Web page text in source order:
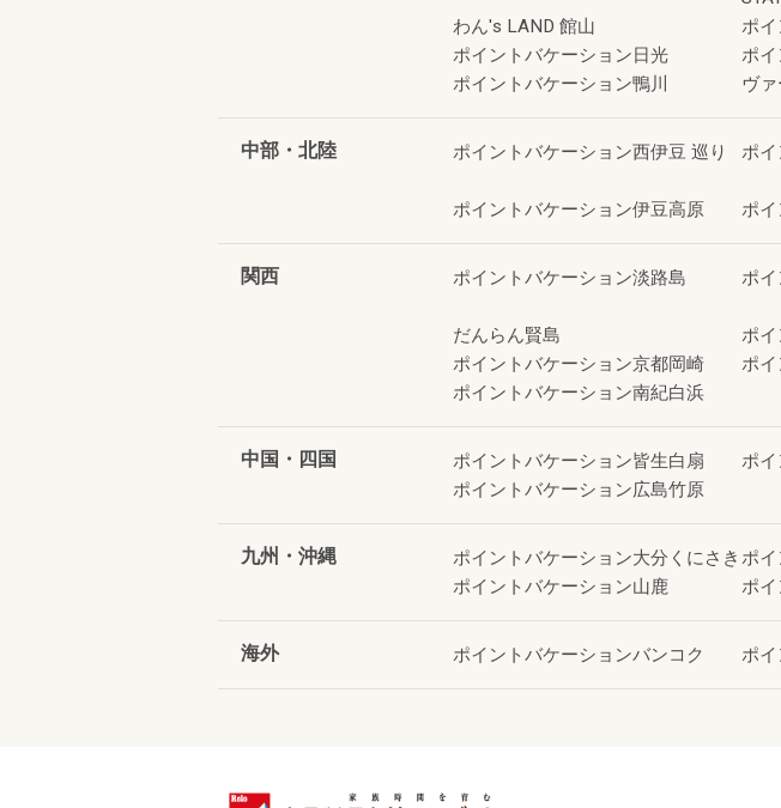
わん's LAND 館山 ポ
ポイントバケーション日光
ポ
ポイントバケーション鴨川
ヴ
中部・北陸 ポイントバケーション西伊豆 巡り ポ
ポイントバケーション伊豆高原
ポ
関西 ポイントバケーション淡路島 ポ
だんらん賢島
ポ
ポイントバケーション京都岡崎
ポ
ポイントバケーション南紀白浜
中国・四国 ポイントバケーション皆生白扇 ポ
ポイントバケーション広島竹原
九州・沖縄 ポイントバケーション大分くにさき ポ
ポイントバケーション山鹿
ポ
海外 ポイントバケーションバンコク ポ